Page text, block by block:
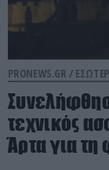
PRONEWS.GR /
τεχνικός
Άρτα για